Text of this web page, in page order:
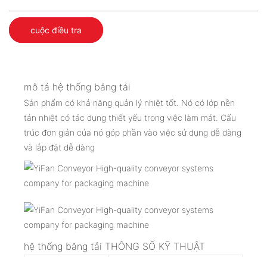
cuộc điều tra
mô tả hệ thống băng tải
Sản phẩm có khả năng quản lý nhiệt tốt. Nó có lớp nền
tản nhiệt có tác dụng thiết yếu trong việc làm mát. Cấu
trúc đơn giản của nó góp phần vào việc sử dụng dễ dàng
và lắp đặt dễ dàng
hệ thống băng tải THÔNG SỐ KỸ THUẬT